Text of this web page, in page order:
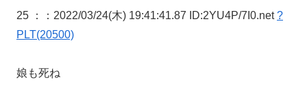
25 ： ：2022/03/24(木) 19:41:41.87 ID:2YU4P/7I0.net?
PLT(20500)
娘も死ね